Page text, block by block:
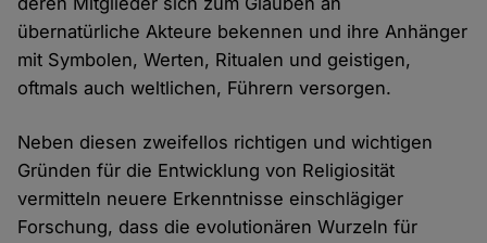
übernatürliche Akteure bekennen und ihre Anhänger
mit Symbolen, Werten, Ritualen und geistigen,
oftmals auch weltlichen, Führern versorgen.
Neben diesen zweifellos richtigen und wichtigen
Gründen für die Entwicklung von Religiosität
vermitteln neuere Erkenntnisse einschlägiger
Forschung, dass die evolutionären Wurzeln für